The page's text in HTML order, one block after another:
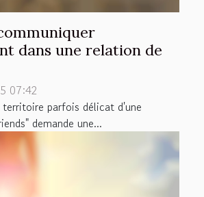
dans une relation de
07:42
territoire parfois délicat d'une
demande une...